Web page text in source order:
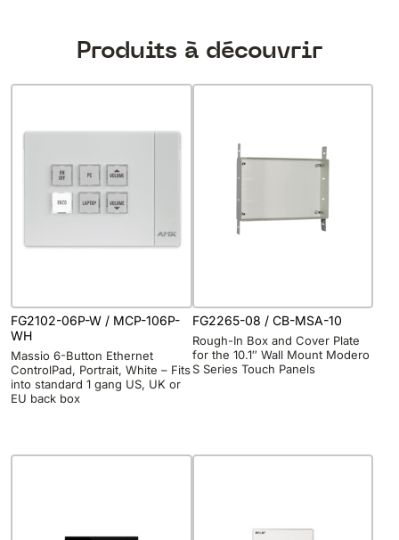
Produits à découvrir
FG2102-06P-W / MCP-106P-
WH
Massio 6-Button Ethernet
ControlPad, Portrait, White – Fits
into standard 1 gang US, UK or
EU back box
FG2265-08 / CB-MSA-10
Rough-In Box and Cover Plate
for the 10.1″ Wall Mount Modero
S Series Touch Panels